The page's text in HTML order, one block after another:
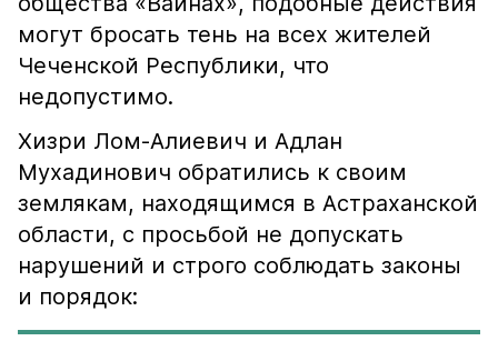
могут бросать тень на всех жителей
Чеченской Республики, что
недопустимо.
Хизри Лом-Алиевич и Адлан
Мухадинович обратились к своим
землякам, находящимся в Астраханской
области, с просьбой не допускать
нарушений и строго соблюдать законы
и порядок: